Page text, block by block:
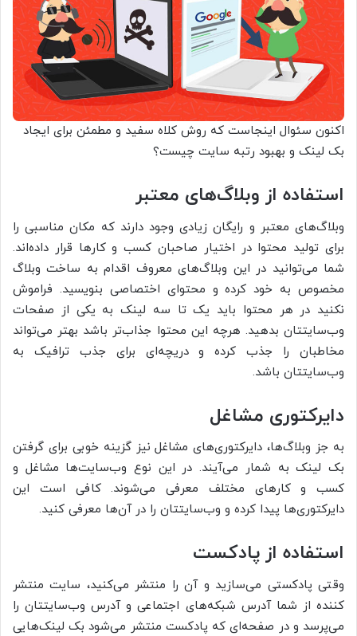
اکنون سئوال اینجاست که روش کلاه سفید و مطمئن برای ایجاد
بک لینک و بهبود رتبه سایت چیست؟
استفاده از وبلاگ‌های معتبر
وبلاگ‌های معتبر و رایگان زیادی وجود دارند که مکان مناسبی را
برای تولید محتوا در اختیار صاحبان کسب و کارها قرار داده‌اند.
شما می‌توانید در این وبلاگ‌های معروف اقدام به ساخت وبلاگ
مخصوص به خود کرده و محتوای اختصاصی بنویسید. فراموش
نکنید در هر محتوا باید یک تا سه لینک به یکی از صفحات
وب‌سایتتان بدهید. هرچه این محتوا جذاب‌تر باشد بهتر می‌تواند
مخاطبان را جذب کرده و دریچه‌ای برای جذب ترافیک به
وب‌سایتتان باشد.
دایرکتوری مشاغل
به جز وبلاگ‌ها، دایرکتوری‌های مشاغل نیز گزینه خوبی برای گرفتن
بک لینک به شمار می‌آیند. در این نوع وب‌سایت‌ها مشاغل و
کسب و کارهای مختلف معرفی می‌شوند. کافی است این
دایرکتوری‌ها پیدا کرده و وب‌سایتتان را در آن‌ها معرفی کنید.
استفاده از پادکست
وقتی پادکستی می‌سازید و آن را منتشر می‌کنید، سایت منتشر
کننده از شما آدرس شبکه‌های اجتماعی و آدرس وب‌سایتتان را
می‌پرسد و در صفحه‌ای که پادکست منتشر می‌شود بک لینک‌هایی